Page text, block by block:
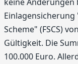
Einlagensicherung
Scheme" (FSCS)
Gültigkeit. Die
100.000 Euro.